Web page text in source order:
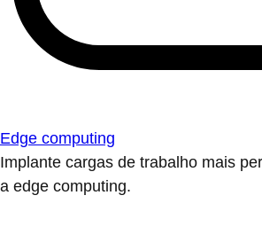
Edge computing
Implante cargas de trabalho mais
a edge computing.